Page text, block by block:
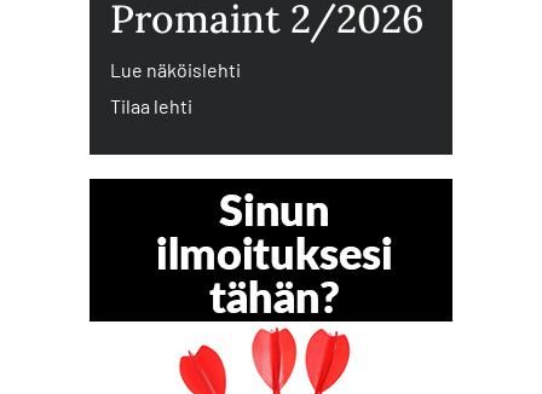
Promaint 2/2026
Lue näköislehti
Tilaa lehti